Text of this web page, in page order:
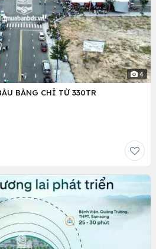
4
BÀNG CHỈ TỪ 330TR